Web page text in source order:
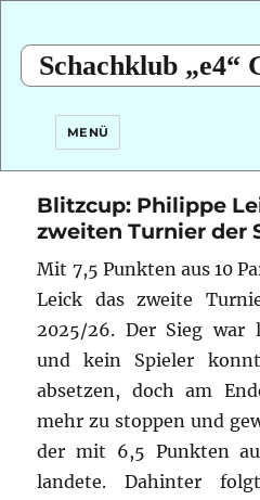
Schachklub „e4“
MENÜ
Blitzcup: Philippe
zweiten Turnier der
Mit 7,5 Punkten aus 10
Leick das zweite
2025/26. Der Sieg war
und kein Spieler
absetzen, doch am
mehr zu stoppen und
der mit 6,5 Punkten
landete. Dahinter